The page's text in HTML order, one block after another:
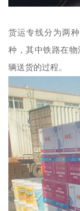
货运专线分为两
种，其中铁路在
辆送货的过程。